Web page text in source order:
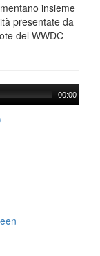
insieme
presentate da
del WWDC
00:00